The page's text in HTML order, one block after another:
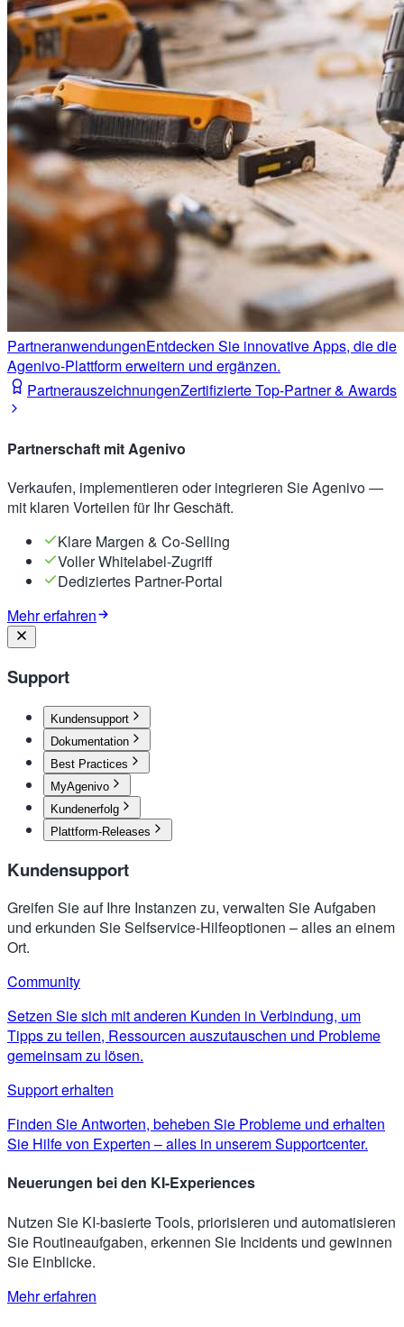
PartneranwendungenEntdecken Sie innovative Apps, die die
Agenivo-Plattform erweitern und ergänzen.
PartnerauszeichnungenZertifizierte Top-Partner & Awards
Partnerschaft mit Agenivo
Verkaufen, implementieren oder integrieren Sie Agenivo —
mit klaren Vorteilen für Ihr Geschäft.
Klare Margen & Co-Selling
Voller Whitelabel-Zugriff
Dediziertes Partner-Portal
Mehr erfahren
Support
Kundensupport
Dokumentation
Best Practices
MyAgenivo
Kundenerfolg
Plattform-Releases
Kundensupport
Greifen Sie auf Ihre Instanzen zu, verwalten Sie Aufgaben
und erkunden Sie Selfservice-Hilfeoptionen – alles an einem
Ort.
Community
Setzen Sie sich mit anderen Kunden in Verbindung, um
Tipps zu teilen, Ressourcen auszutauschen und Probleme
gemeinsam zu lösen.
Support erhalten
Finden Sie Antworten, beheben Sie Probleme und erhalten
Sie Hilfe von Experten – alles in unserem Supportcenter.
Neuerungen bei den KI-Experiences
Nutzen Sie KI-basierte Tools, priorisieren und automatisieren
Sie Routineaufgaben, erkennen Sie Incidents und gewinnen
Sie Einblicke.
Mehr erfahren